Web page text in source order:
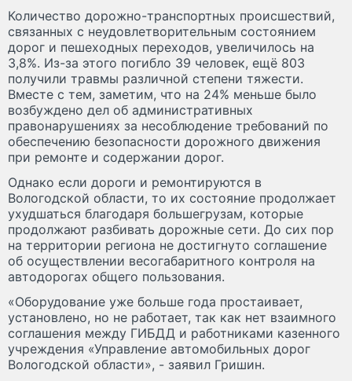
Количество дорожно-транспортных происшествий,
связанных с неудовлетворительным состоянием
дорог и пешеходных переходов, увеличилось на
3,8%. Из-за этого погибло 39 человек, ещё 803
получили травмы различной степени тяжести.
Вместе с тем, заметим, что на 24% меньше было
возбуждено дел об административных
правонарушениях за несоблюдение требований по
обеспечению безопасности дорожного движения
при ремонте и содержании дорог.
Однако если дороги и ремонтируются в
Вологодской области, то их состояние продолжает
ухудшаться благодаря большегрузам, которые
продолжают разбивать дорожные сети. До сих пор
на территории региона не достигнуто соглашение
об осуществлении весогабаритного контроля на
автодорогах общего пользования.
«Оборудование уже больше года простаивает,
установлено, но не работает, так как нет взаимного
соглашения между ГИБДД и работниками казенного
учреждения «Управление автомобильных дорог
Вологодской области», - заявил Гришин.